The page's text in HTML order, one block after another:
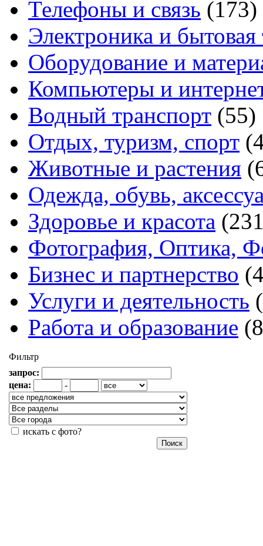
Телефоны и связь (173)
Электроника и бытовая
Оборудование и
Компьютеры и
Водный транспорт (55)
Отдых, туризм, спорт
Животные и растения
Одежда, обувь,
Здоровье и красота
Фотография, Оптика,
Бизнес и партнерство
Услуги и деятельность
Работа и образование
Фильтр
запрос:
цена:
-
искать с фото?